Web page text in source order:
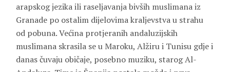
arapskog jezika ili raseljavanja bivših muslimana iz
Granade po ostalim dijelovima kraljevstva u strahu
od pobuna. Većina protjeranih andaluzijskih
muslimana skrasila se u Maroku, Alžiru i Tunisu gdje i
danas čuvaju običaje, posebno muziku, starog Al-